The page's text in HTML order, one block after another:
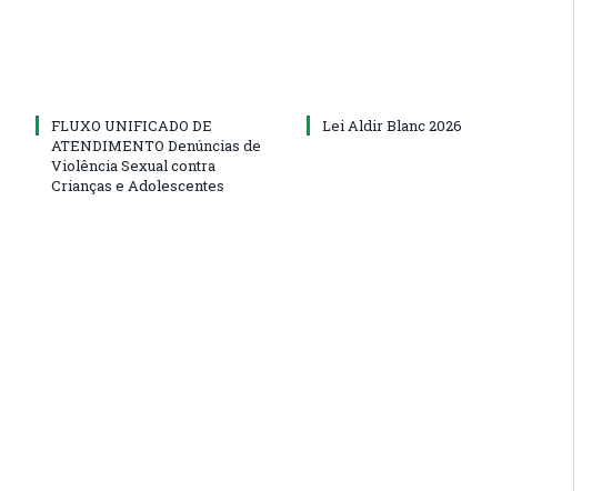
FLUXO UNIFICADO DE
ATENDIMENTO Denúncias de
Violência Sexual contra
Crianças e Adolescentes
Lei Aldir Blanc 2026